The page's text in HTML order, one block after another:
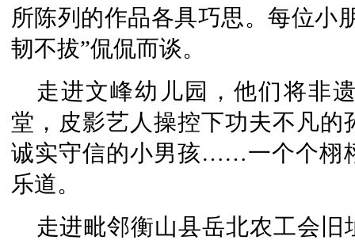
所陈列的作品各具巧思。每位小
韧不拔”侃侃而谈。
走进文峰幼儿园，他们将非
堂，皮影艺人操控下功夫不凡
诚实守信的小男孩……一个个栩
乐道。
走进毗邻衡山县岳北农工会